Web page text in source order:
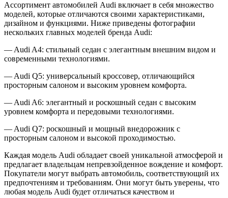
Ассортимент автомобилей Audi включает в себя множество
моделей, которые отличаются своими характеристиками,
дизайном и функциями. Ниже приведены фотографии
нескольких главных моделей бренда Audi:
— Audi A4: стильный седан с элегантным внешним видом и
современными технологиями.
— Audi Q5: универсальный кроссовер, отличающийся
просторным салоном и высоким уровнем комфорта.
— Audi A6: элегантный и роскошный седан с высоким
уровнем комфорта и передовыми технологиями.
— Audi Q7: роскошный и мощный внедорожник с
просторным салоном и высокой проходимостью.
Каждая модель Audi обладает своей уникальной атмосферой и
предлагает владельцам непревзойденное вождение и комфорт.
Покупатели могут выбрать автомобиль, соответствующий их
предпочтениям и требованиям. Они могут быть уверены, что
любая модель Audi будет отличаться качеством и